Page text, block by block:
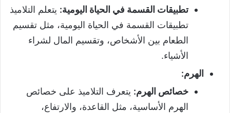
تطبيقات القسمة في الحياة اليومية: يتعلم التلاميذ
تطبيقات القسمة في الحياة اليومية، مثل تقسيم
الطعام بين الأشخاص، وتقسيم المال لشراء
الأشياء.
الهرم:
خصائص الهرم: يتعرف التلاميذ على خصائص
الهرم الأساسية، مثل القاعدة، والارتفاع،